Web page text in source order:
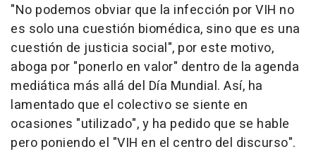
"No podemos obviar que la infección por VIH no
es solo una cuestión biomédica, sino que es una
cuestión de justicia social", por este motivo,
aboga por "ponerlo en valor" dentro de la agenda
mediática más allá del Día Mundial. Así, ha
lamentado que el colectivo se siente en
ocasiones "utilizado", y ha pedido que se hable
pero poniendo el "VIH en el centro del discurso".